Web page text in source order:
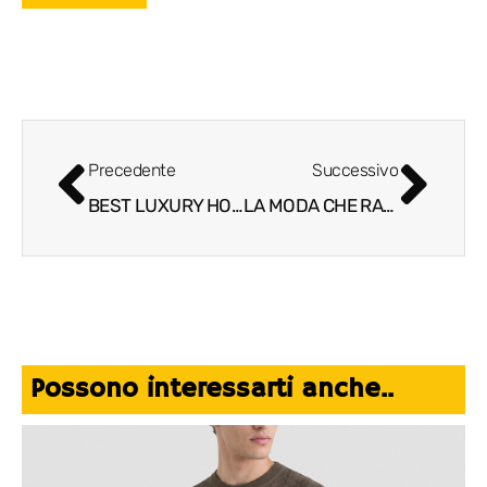
Precedente
BEST LUXURY HOTEL AWARDS 2025 PREMIA L’OSPITALITÀ ITALIANA
Successivo
LA MODA CHE RACCONTA, IL LUSSO CHE ISPIRA, LA BELLEZZA CHE CONNETTE
Possono interessarti anche..